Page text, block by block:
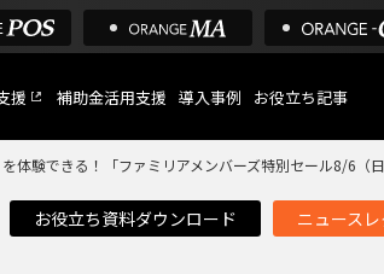
援 補助金活用支援 導入事例 お役立ち記事
体験できる！「ファミリアメンバーズ特別セール8/6（
お役立ち資料ダウンロード ニュース